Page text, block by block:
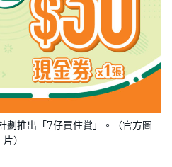
劃推出「7仔買住賞」。（官方圖
片）